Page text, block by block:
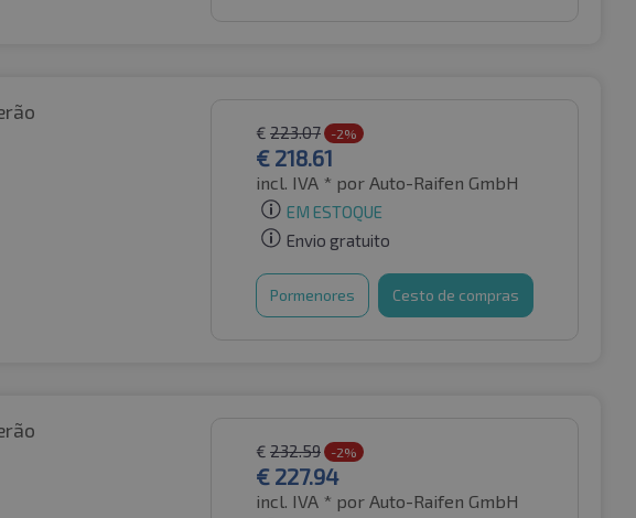
€ 223.07 -2%
€ 218.61
incl. IVA * por Auto-Raifen GmbH
EM ESTOQUE
Envio gratuito
Pormenores Cesto de compras
€ 232.59 -2%
€ 227.94
incl. IVA * por Auto-Raifen GmbH